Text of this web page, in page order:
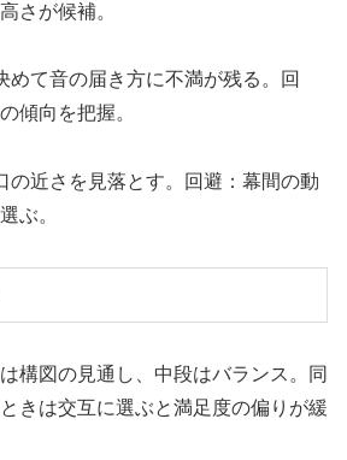
さが候補。
めて音の届き方に不満が残る。回
傾向を把握。
の近さを見落とす。回避：幕間の動
ぶ。
構図の見通し、中段はバランス。同
きは交互に選ぶと満足度の偏りが緩